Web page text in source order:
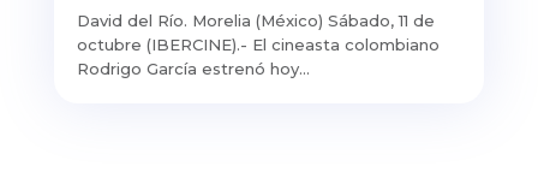
David del Río. Morelia (México) Sábado, 11 de
octubre (IBERCINE).- El cineasta colombiano
Rodrigo García estrenó hoy...